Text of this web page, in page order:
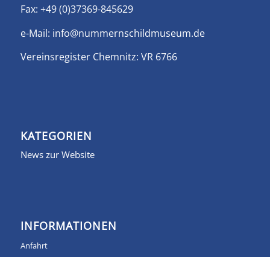
Fax: +49 (0)37369-845629
e-Mail: info@nummernschildmuseum.de
Vereinsregister Chemnitz: VR 6766
KATEGORIEN
News zur Website
INFORMATIONEN
Anfahrt